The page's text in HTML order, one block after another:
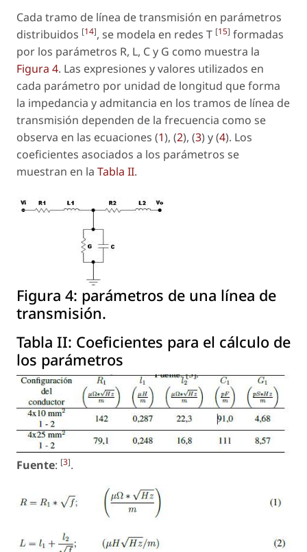
Cada tramo de línea de transmisión en parámetros
distribuidos [14], se modela en redes T [15] formadas
por los parámetros R, L, C y G como muestra la
Figura 4. Las expresiones y valores utilizados en
cada parámetro por unidad de longitud que forma
la impedancia y admitancia en los tramos de línea de
transmisión dependen de la frecuencia como se
observa en las ecuaciones (1), (2), (3) y (4). Los
coeficientes asociados a los parámetros se
muestran en la Tabla II.
Figura 4: parámetros de una línea de
transmisión.
Tabla II: Coeficientes para el cálculo de
los parámetros
Fuente: [3].